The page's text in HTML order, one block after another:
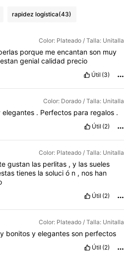
rapidez logística(43)
Color: Plateado / Talla: Unitalla
porque me encantan son muy
genialcalidad precio
Útil (3)
Color: Dorado / Talla: Unitalla
elegantes . Perfectos para regalos .
Útil (2)
Color: Plateado / Talla: Unitalla
gustan las perlitas , y las sueles
tienes lasolució n , nos han
Útil (2)
Color: Plateado / Talla: Unitalla
bonitos y elegantes son perfectos
Útil (2)